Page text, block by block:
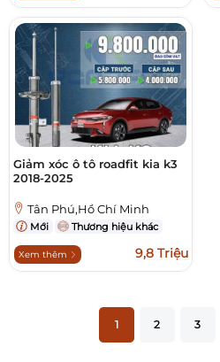
Giảm xóc ô tô roadfit kia k3
2018-2025
Tân Phú,Hồ Chí Minh
Mới Thương hiệu khác
Xem thêm 9,8 Triệu
1 2 3